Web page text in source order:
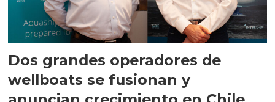
Dos grandes operadores de
wellboats se fusionan y